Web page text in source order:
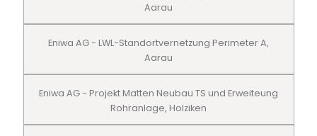
Aarau
Eniwa AG - LWL-Standortvernetzung Perimeter A,
Aarau
Eniwa AG - Projekt Matten Neubau TS und Erweiteung
Rohranlage, Holziken